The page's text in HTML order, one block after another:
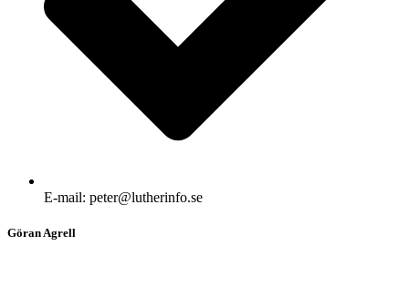
E-mail: peter@lutherinfo.se
Göran Agrell